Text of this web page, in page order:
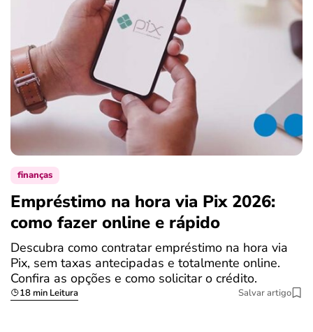
finanças
Empréstimo na hora via Pix 2026:
como fazer online e rápido
Descubra como contratar empréstimo na hora via
Pix, sem taxas antecipadas e totalmente online.
Confira as opções e como solicitar o crédito.
18 min Leitura Salvar artigo